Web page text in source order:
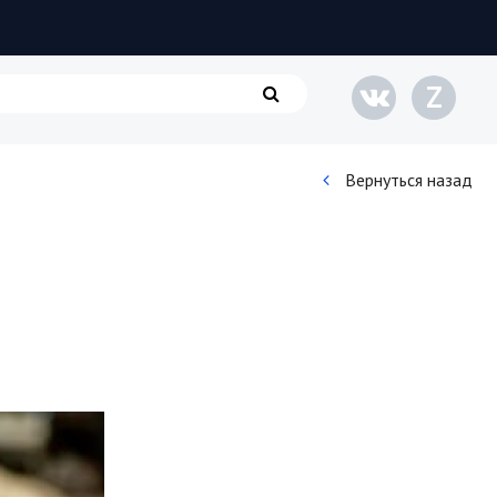
Строительство
Культура и общество
Z
Вернуться назад